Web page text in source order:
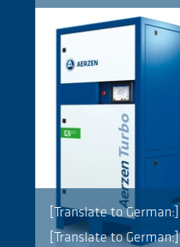
[Translate to German:]
[Translate to German:]